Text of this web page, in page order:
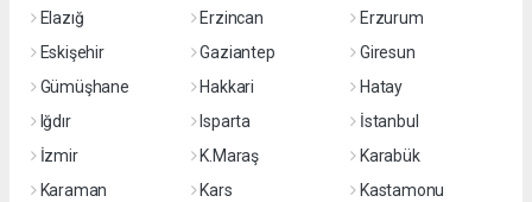
Elazığ
Erzincan
Erzurum
Eskişehir
Gaziantep
Giresun
Gümüşhane
Hakkari
Hatay
Iğdır
Isparta
İstanbul
İzmir
K.Maraş
Karabük
Karaman
Kars
Kastamonu